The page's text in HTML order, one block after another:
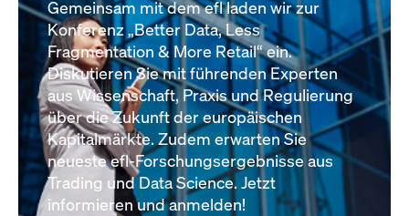
Gemeinsam mit dem efl laden wir zur
Konferenz „Better Data, Less
Fragmentation & More Retail“ ein.
Diskutieren Sie mit führenden Experten
aus Wissenschaft, Praxis und Regulierung
über die Zukunft der europäischen
Kapitalmärkte. Zudem erwarten Sie
neueste efl-Forschungsergebnisse aus
Trading und Data Science. Jetzt
informieren und anmelden!